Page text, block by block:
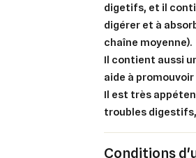
digetifs, et il
digérer et à
chaîne moyenne).
Il contient aussi
aide à
Il est très
troubles
Conditions